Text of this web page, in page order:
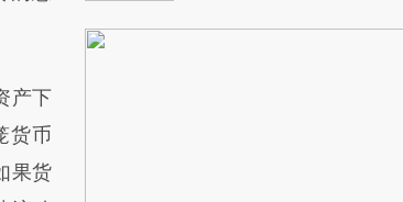
产下
货币
果货